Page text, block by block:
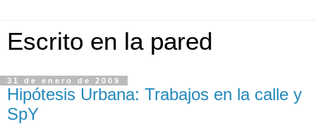
Escrito en la pared
31 de enero de 2009
Hipótesis Urbana: Trabajos en la calle y
SpY